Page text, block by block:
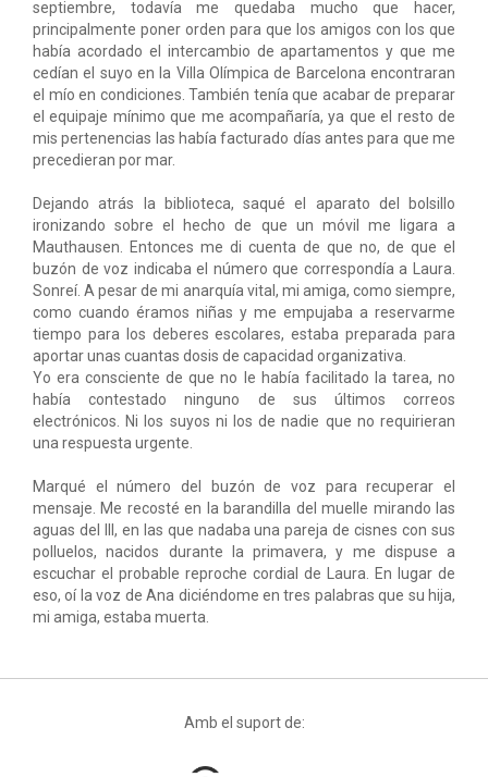
septiembre, todavía me quedaba mucho que hacer,
principalmente poner orden para que los amigos con los que
había acordado el intercambio de apartamentos y que me
cedían el suyo en la Villa Olímpica de Barcelona encontraran
el mío en condiciones. También tenía que acabar de preparar
el equipaje mínimo que me acompañaría, ya que el resto de
mis pertenencias las había facturado días antes para que me
precedieran por mar.
Dejando atrás la biblioteca, saqué el aparato del bolsillo
ironizando sobre el hecho de que un móvil me ligara a
Mauthausen. Entonces me di cuenta de que no, de que el
buzón de voz indicaba el número que correspondía a Laura.
Sonreí. A pesar de mi anarquía vital, mi amiga, como siempre,
como cuando éramos niñas y me empujaba a reservarme
tiempo para los deberes escolares, estaba preparada para
aportar unas cuantas dosis de capacidad organizativa.
Yo era consciente de que no le había facilitado la tarea, no
había contestado ninguno de sus últimos correos
electrónicos. Ni los suyos ni los de nadie que no requirieran
una respuesta urgente.
Marqué el número del buzón de voz para recuperar el
mensaje. Me recosté en la barandilla del muelle mirando las
aguas del Ill, en las que nadaba una pareja de cisnes con sus
polluelos, nacidos durante la primavera, y me dispuse a
escuchar el probable reproche cordial de Laura. En lugar de
eso, oí la voz de Ana diciéndome en tres palabras que su hija,
mi amiga, estaba muerta.
Amb el suport de: